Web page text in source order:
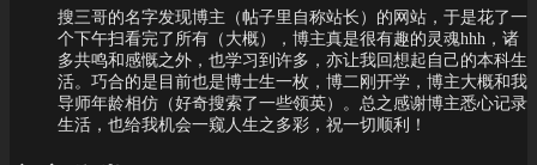
搜三哥的名字发现博主（帖子里自称站长）的网站，于是花了一
个下午扫看完了所有（大概），博主真是很有趣的灵魂hhh，诸
多共鸣和感慨之外，也学习到许多，亦让我回想起自己的本科生
活。巧合的是目前也是博士生一枚，博二刚开学，博主大概和我
导师年龄相仿（好奇搜索了一些领英）。总之感谢博主悉心记录
生活，也给我机会一窥人生之多彩，祝一切顺利！